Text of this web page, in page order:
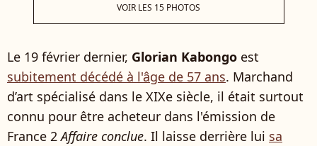
VOIR LES 15 PHOTOS
Le 19 février dernier, Glorian Kabongo est
subitement décédé à l'âge de 57 ans. Marchand
d’art spécialisé dans le XIXe siècle, il était surtout
connu pour être acheteur dans l'émission de
France 2Affaire conclue. Il laisse derrière lui sa